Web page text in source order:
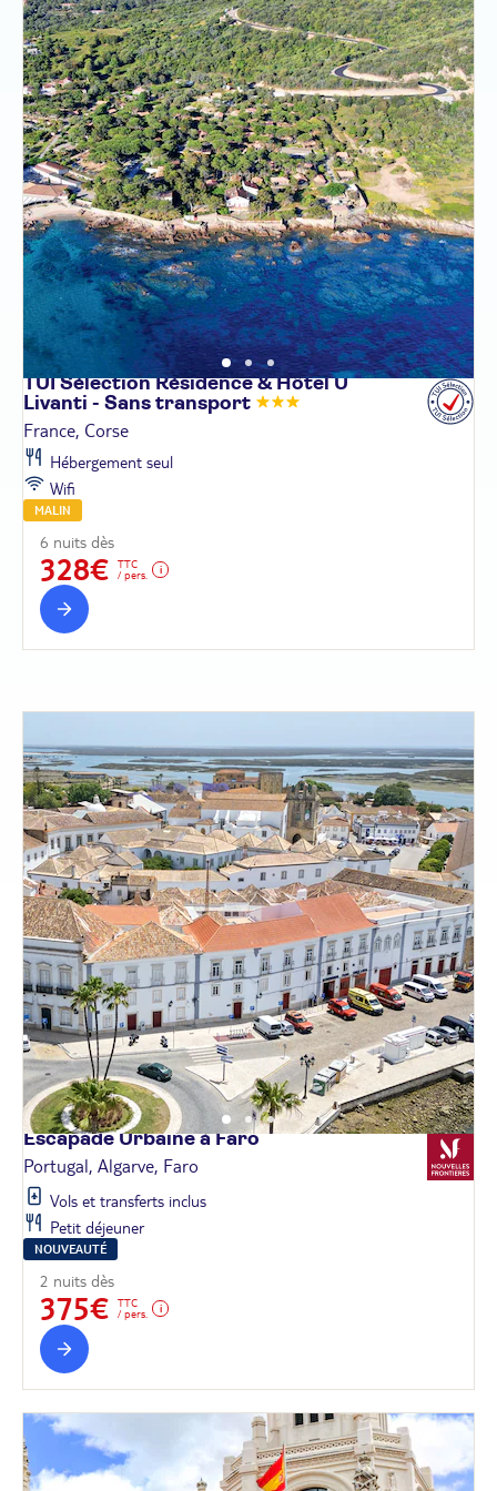
TUI Sélection Résidence & Hôtel U
Livanti - Sans transport
France, Corse
Hébergement seul
Wifi
MALIN
6 nuits dès
328€
TTC
/ pers.
Escapade Urbaine àFaro
Portugal, Algarve, Faro
Vols et transferts inclus
Petit déjeuner
NOUVEAUTÉ
2 nuits dès
375€
TTC
/ pers.